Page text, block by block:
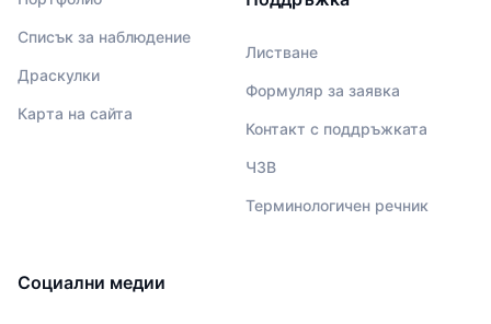
Списък за наблюдение
Драскулки
Карта на сайта
Листване
Формуляр за заявка
Контакт с поддръжката
ЧЗВ
Терминологичен речник
Социални медии